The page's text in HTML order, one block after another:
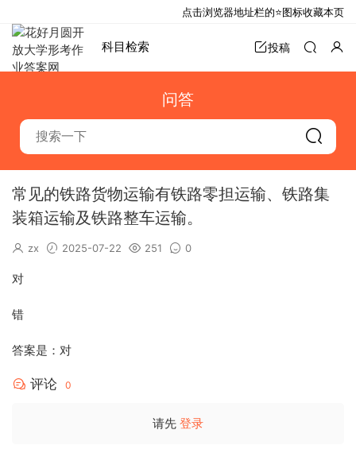
科目检索 投稿
问答
常见的铁路货物运输有铁路零担运输、铁路集
装箱运输及铁路整车运输。
zx 2025-07-22 251 0
对
错
答案是：对
评论 0
请先 登录
点击浏览器地址栏的⭐图标收藏本页